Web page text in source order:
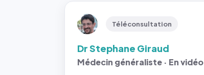
Téléconsultation
Dr Stephane Giraud
Médecin généraliste · En vidéo